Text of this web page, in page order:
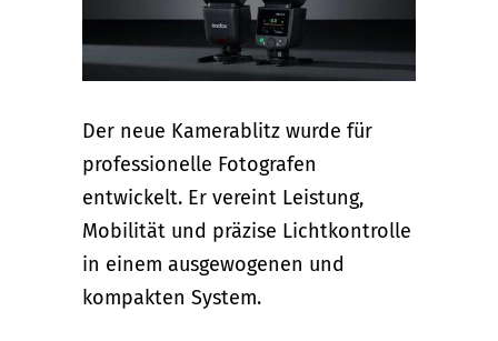
Der neue Kamerablitz wurde für
professionelle Fotografen
entwickelt. Er vereint Leistung,
Mobilität und präzise Lichtkontrolle
in einem ausgewogenen und
kompakten System.